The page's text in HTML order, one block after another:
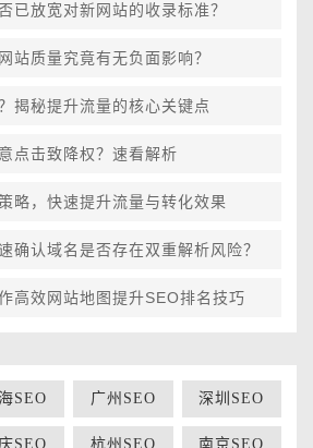
已放宽对新网站的收录标准？
站质量究竟有无负面影响？
揭秘提升流量的核心关键点
点击致降权？速看解析
略，快速提升流量与转化效果
确认域名是否存在双重解析风险？
高效网站地图提升SEO排名技巧
海SEO 广州SEO 深圳SEO
SEO 杭州SEO 南京SEO